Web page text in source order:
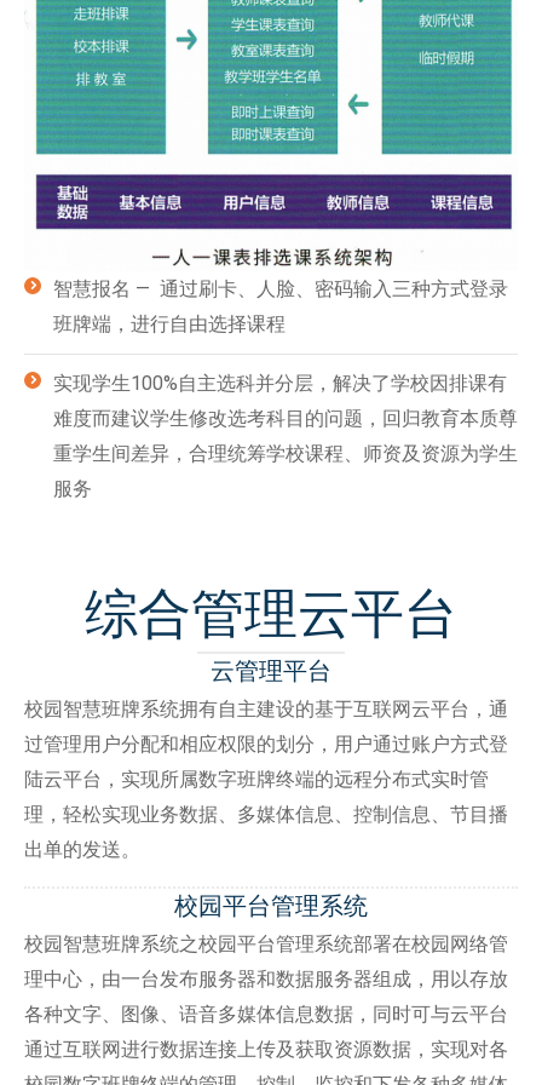
智慧报名 — 通过刷卡、人脸、密码输入三种方式登录
班牌端，进行自由选择课程
实现学生100%自主选科并分层，解决了学校因排课有
难度而建议学生修改选考科目的问题，回归教育本质尊
重学生间差异，合理统筹学校课程、师资及资源为学生
服务
综合管理云平台
云管理平台
校园智慧班牌系统拥有自主建设的基于互联网云平台，通
过管理用户分配和相应权限的划分，用户通过账户方式登
陆云平台，实现所属数字班牌终端的远程分布式实时管
理，轻松实现业务数据、多媒体信息、控制信息、节目播
出单的发送。
校园平台管理系统
校园智慧班牌系统之校园平台管理系统部署在校园网络管
理中心，由一台发布服务器和数据服务器组成，用以存放
各种文字、图像、语音多媒体信息数据，同时可与云平台
通过互联网进行数据连接上传及获取资源数据，实现对各